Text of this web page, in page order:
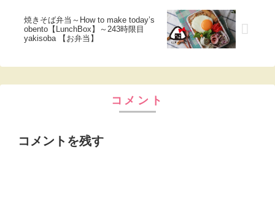
焼きそば弁当～How to make today’s
obento【LunchBox】～243時限目
yakisoba 【お弁当】
コメント
コメントを残す